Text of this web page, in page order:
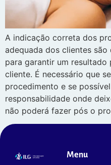
A indicação correta dos
adequada dos clientes
para garantir um
cliente. É necessário que
procedimento e se
responsabilidade onde
não poderá fazer pós o
Menu